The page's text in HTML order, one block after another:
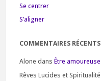
Se centrer
S’aligner
COMMENTAIRES RÉCENTS
Alone dans Être amoureuse
Rêves Lucides et Spiritualité